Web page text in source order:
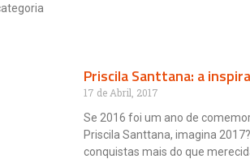
Priscila Santtana: a
17 de Abril, 2017
Se 2016 foi um ano de
Priscila Santtana, imagina
conquistas mais do que